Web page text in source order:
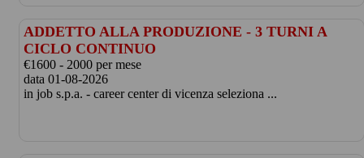
ADDETTO ALLA PRODUZIONE - 3 TURNI A
CICLO CONTINUO
€1600 - 2000 per mese
data 01-08-2026
in job s.p.a. - career center di vicenza seleziona ...